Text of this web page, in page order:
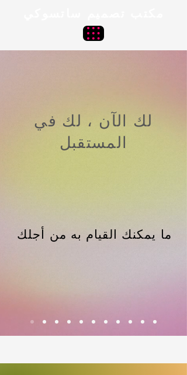
لك الآن ، لك في
المستقبل
ما يمكنك القيام به من أجلك